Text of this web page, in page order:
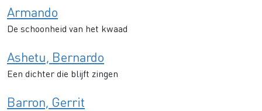
Armando
De schoonheid van het kwaad
Ashetu, Bernardo
Een dichter die blijft zingen
Barron, Gerrit